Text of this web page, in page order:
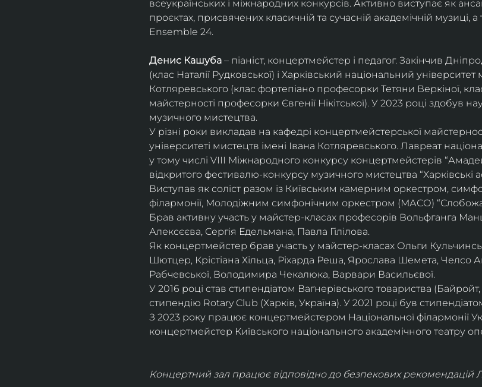
всеукраїнських і міжнародних конкурсів. Активно виступає як
проєктах, присвячених класичній та сучасній академічній
Ensemble 24.
Денис Кашуба – піаніст, концертмейстер і педагог. Закінчив
(клас Наталії Рудковської) і Харківський національний університет
Котляревського (клас фортепіано професорки Тетяни Веркіної,
майстерності професорки Євгенії Нікітської). У 2023 році здобув
музичного мистецтва.
У різні роки викладав на кафедрі концертмейстерської
університеті мистецтв імені Івана Котляревського. Лавреат
у тому числі VIII Міжнародного конкурсу концертмейстерів
відкритого фестивалю-конкурсу музичного мистецтва “Харківські
Виступав як соліст разом із Київським камерним оркестром,
філармонії, Молодіжним симфонічним оркестром (МАСО)
Брав активну участь у майстер-класах професорів Вольфганга
Алексєєва, Сергія Едельмана, Павла Гілілова.
Як концертмейстер брав участь у майстер-класах Ольги
Шютцер, Крістіана Хільца, Ріхарда Реша, Ярослава Шемета, Челсо
Рабчевської, Володимира Чекалюка, Варвари Васильєвої.
У 2016 році став стипендіатом Ваґнерівського товариства
стипендію Rotary Club (Харків, Україна). У 2021 році був
З 2023 року працює концертмейстером Національної філармонії
концертмейстер Київського національного академічного театру
Концертний зал працює відповідно до безпекових рекомендацій